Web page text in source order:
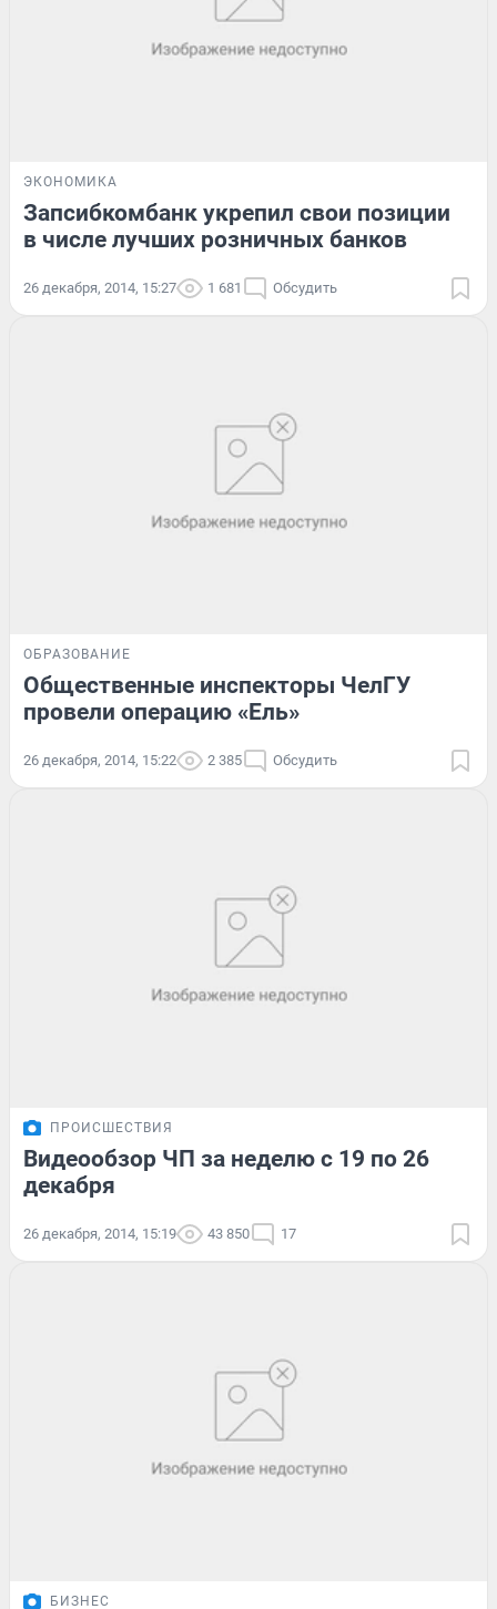
ЭКОНОМИКА
Запсибкомбанк укрепил свои позиции
в числе лучших розничных банков
26 декабря, 2014, 15:27 1 681 Обсудить
ОБРАЗОВАНИЕ
Общественные инспекторы ЧелГУ
провели операцию «Ель»
26 декабря, 2014, 15:22 2 385 Обсудить
ПРОИСШЕСТВИЯ
Видеообзор ЧП за неделю с 19 по 26
декабря
26 декабря, 2014, 15:19 43 850 17
БИЗНЕС